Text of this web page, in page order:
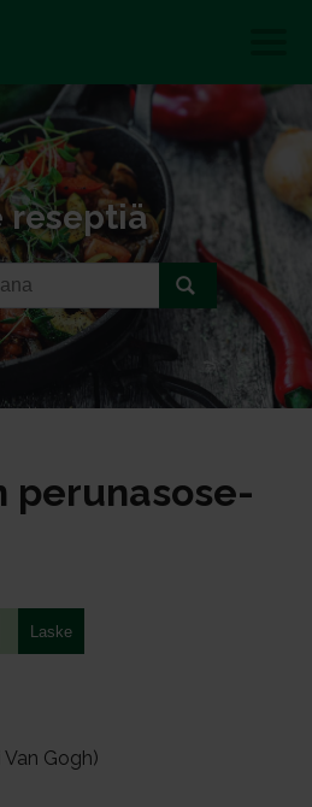
reseptiä
pe­ru­na­so­se­
Gogh)